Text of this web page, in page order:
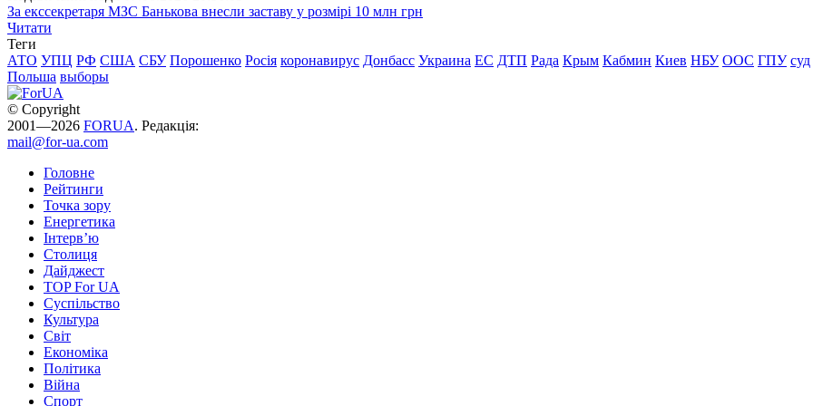
За екссекретаря МЗС Банькова внесли заставу у розмірі 10 млн грн
Читати
Теги
АТО УПЦ РФ США СБУ Порошенко Росія коронавирус Донбасс Украина ЕС ДТП Рада Крым Кабмин Киев НБУ ООС ГПУ суд
Польша выборы
© Copyright
2001—2026 FORUA. Редакція:
mail@for-ua.com
Головне
Рейтинги
Точка зору
Енергетика
Інтерв’ю
Столиця
Дайджест
TOP For UA
Суспiльство
Культура
Світ
Економіка
Політика
Війна
Спорт